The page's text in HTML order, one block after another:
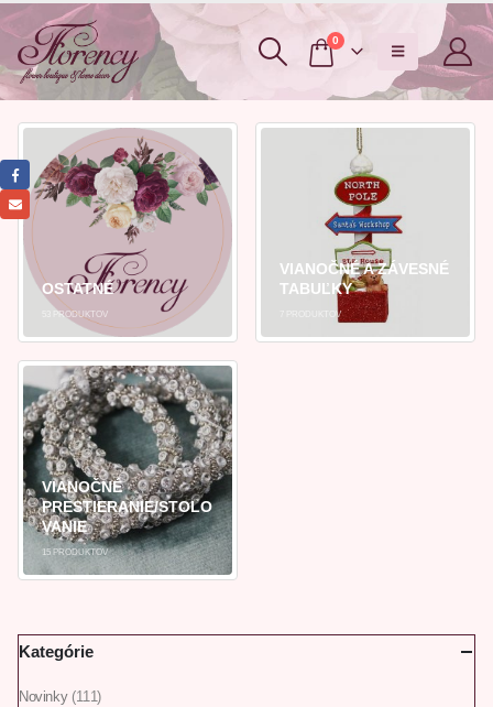
0
OSTATNÉ
PRODUKTOV
VIANOČNÉ A ZÁVESNÉ
TABUĽKY
PRODUKTOV
VIANOČNÉ
PRESTIERANIE/STOLO
VANIE
15 PRODUKTOV
Kategórie
Novinky (111)